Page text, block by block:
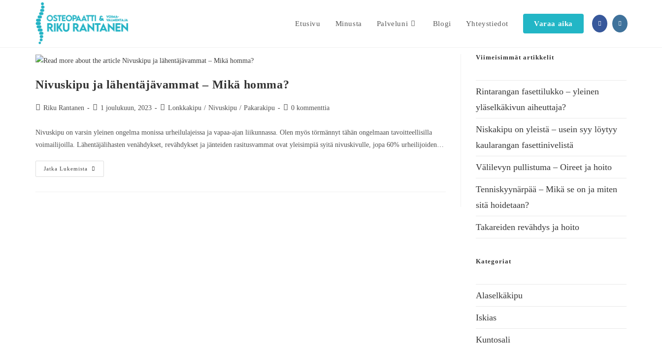
Etusivu Minusta Palveluni Blogi Yhteystiedot Varaa aika
Nivuskipu ja lähentäjävammat – Mikä homma?
Riku Rantanen 1 joulukuun, 2023 Lonkkakipu / Nivuskipu / Pakarakipu 0 kommenttia
Nivuskipu on varsin yleinen ongelma monissa urheilulajeissa ja vapaa-ajan liikunnassa. Olen myös törmännyt tähän ongelmaan tavoitteellisilla
voimailijoilla. Lähentäjälihasten venähdykset, revähdykset ja jänteiden rasitusvammat ovat yleisimpiä syitä nivuskivulle, jopa 60% urheilijoiden…
Jatka Lukemista
Viimeisimmät artikkelit
Rintarangan fasettilukko – yleinen
yläselkäkivun aiheuttaja?
Niskakipu on yleistä – usein syy löytyy
kaularangan fasettinivelistä
Välilevyn pullistuma – Oireet ja hoito
Tenniskyynärpää – Mikä se on ja miten
sitä hoidetaan?
Takareiden revähdys ja hoito
Kategoriat
Alaselkäkipu
Iskias
Kuntosali